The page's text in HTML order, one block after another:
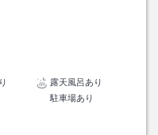
露天風呂あり
駐車場あり